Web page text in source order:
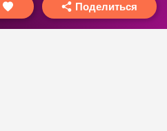
Поделиться